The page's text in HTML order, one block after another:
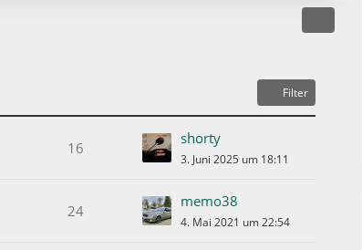
Filter
16
shorty
3. Juni 2025 um 18:11
24
memo38
4. Mai 2021 um 22:54